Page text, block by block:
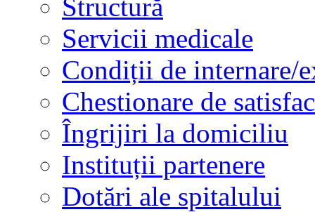
Structură
Servicii medicale
Condiții de internare/
Chestionare de
Îngrijiri la domiciliu
Instituții partenere
Dotări ale spitalului